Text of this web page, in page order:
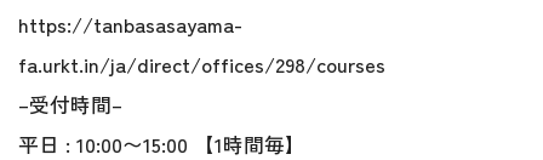
https://tanbasasayama-
fa.urkt.in/ja/direct/offices/298/courses
–受付時間–
平日 : 10:00〜15:00 【1時間毎】